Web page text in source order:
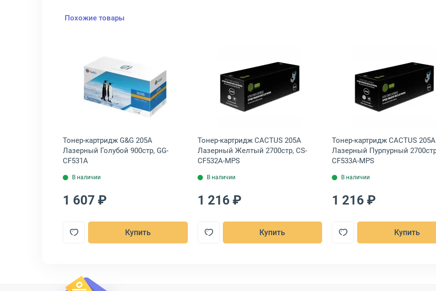
Похожие товары
Лазерный Черный 1100стр, CS-CF530A
товар: Тонер-картридж HP Inc. 205A Лазерный Пурпурный 900стр, CF533A
Открыть товар: Тонер-картридж G&G 205A Лазерный Голубой 900стр, GG-CF531A
Тонер-картридж G&G 205A
Лазерный Голубой 900стр, GG-
CF531A
В наличии
1 607 ₽
Купить
Открыть товар: Тонер-картридж CACTUS 205A
Тонер-картридж CACTUS 205A
Лазерный Желтый 2700стр, CS-
CF532A-MPS
В наличии
1 216 ₽
Купить
Открыть
Тонер-картридж CACTUS 205A
Лазерный Пурпурный
CF533A-MPS
В наличии
1 216 ₽
Купить